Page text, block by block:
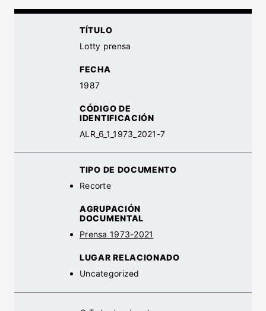
TÍTULO
Lotty prensa
FECHA
1987
CÓDIGO DE
IDENTIFICACIÓN
ALR_6_1_1973_2021-7
TIPO DE DOCUMENTO
Recorte
AGRUPACIÓN
DOCUMENTAL
Prensa 1973-2021
LUGAR RELACIONADO
Uncategorized